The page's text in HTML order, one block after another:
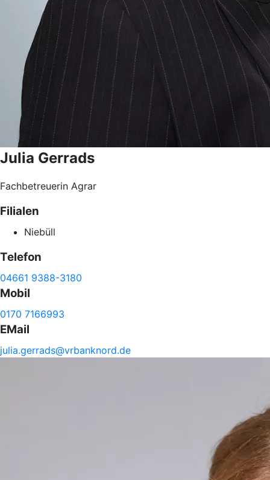
Julia Gerrads
Fachbetreuerin Agrar
Filialen
Niebüll
Telefon
04661 9388-3180
Mobil
0170 7166993
EMail
julia.gerrads@vrbanknord.de